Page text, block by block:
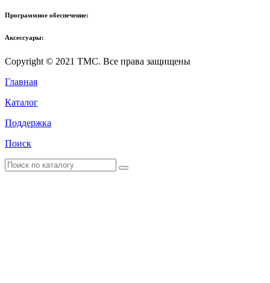
Программное обеспечение:
Аксессуары:
Copyright © 2021 TMC. Все права защищены
Главная
Каталог
Поддержка
Поиск